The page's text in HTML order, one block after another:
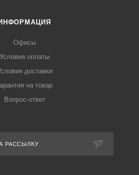
Офисы
Условия оплаты
доставки
на товар
Вопрос-ответ
РАССЫЛКУ